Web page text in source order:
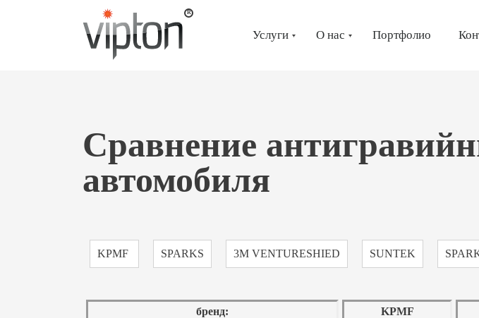
Услуги О нас Портфолио
Сравнение
автомобиля
KPMF SPARKS 3M VENTURESHIED SUNTEK
бренд: KPMF